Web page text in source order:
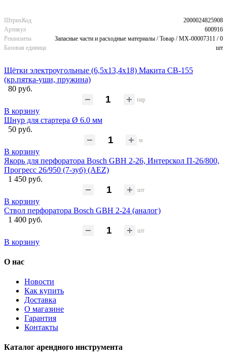
ШтрихКод
2000024825908
Артикул
600916
Реквизиты
Запасные части и расходные материалы / Товар / MX-00007311 / 0
Базовая единица
шт
Щётки электроугольные (6,5х13,4х18) Макита CB-155
(кр.пятка-уши, пружина)
80 руб.
пар
В корзину
Шнур для стартера Ø 6.0 мм
50 руб.
м
В корзину
Якорь для перфоратора Bosch GBH 2-26, Интерскол П-26/800,
Прогресс 26/950 (7-зуб) (AEZ)
1 450 руб.
шт
В корзину
Ствол перфоратора Bosch GBH 2-24 (аналог)
1 400 руб.
шт
В корзину
О нас
Новости
Как купить
Доставка
О магазине
Гарантия
Контакты
Каталог арендного инструмента